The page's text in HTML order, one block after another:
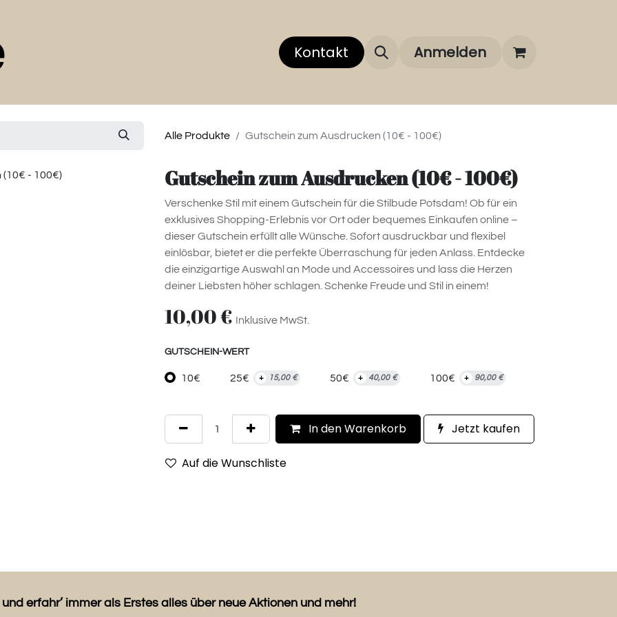
MEMBERS CLUB News & Events Über uns Über unsere
Kontakt Anmelden
Alle Produkte Gutschein zum Ausdrucken (10€ - 100€)
Gutschein zum Ausdrucken (10€ - 100€)
Verschenke Stil mit einem Gutschein für die Stilbude Potsdam! Ob für ein
exklusives Shopping-Erlebnis vor Ort oder bequemes Einkaufen online –
dieser Gutschein erfüllt alle Wünsche. Sofort ausdruckbar und flexibel
einlösbar, bietet er die perfekte Überraschung für jeden Anlass. Entdecke
die einzigartige Auswahl an Mode und Accessoires und lass die Herzen
deiner Liebsten höher schlagen. Schenke Freude und Stil in einem!
10,00€ Inklusive MwSt.
GUTSCHEIN-WERT
10€ 25€ + 15,00€ 50€ + 40,00€ 100€ + 90,00€
In den Warenkorb Jetzt kaufen
Auf die Wunschliste
erfahr’ immer als Erstes alles über neue Aktionen und mehr!